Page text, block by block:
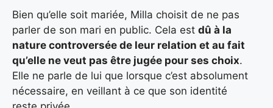
Bien qu’elle soit mariée, Milla choisit de ne pas
parler de son mari en public. Cela est dû à la
nature controversée de leur relation et au fait
qu’elle ne veut pas être jugée pour ses choix.
Elle ne parle de lui que lorsque c’est absolument
nécessaire, en veillant à ce que son identité